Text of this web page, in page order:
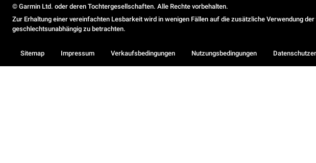
© Garmin Ltd. oder deren Tochtergesellschaften. Alle Rechte vorbehalten.
Zur Erhaltung einer vereinfachten Lesbarkeit wird in wenigen Fällen auf die zusätzliche Verwendung
geschlechtsunabhängig zu betrachten.
Sitemap Impressum Verkaufsbedingungen Nutzungsbedingungen